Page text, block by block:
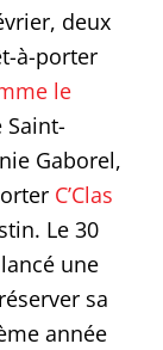
deux
à-porter
le
Saint-
Gaborel,
C’Clas
Le 30
une
sa
année